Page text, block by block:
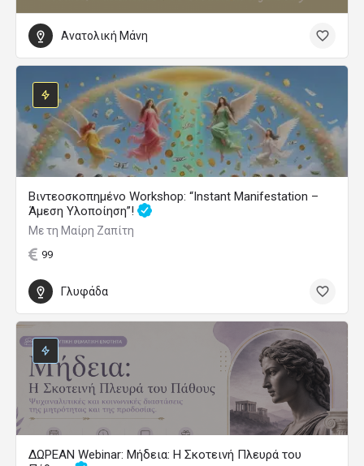
ΔΩΡΕΑΝ Webinar: Μήδεια: Η Σκοτεινή Πλευρά του
Πάθους
WEBINAR
18 Σεπτεμβρίου 2026 19:00 - 21:00
ONLINE
Εκπαιδευτικό Πρόγραμμα «Nlp Practitioner»
Εξάμηνα Εκπαιδευτικά Προγράμματα
600 3 Φεβρουαρίου 2027 00:00 - 3 Ιουλίου 2027 00:00
ONLINE